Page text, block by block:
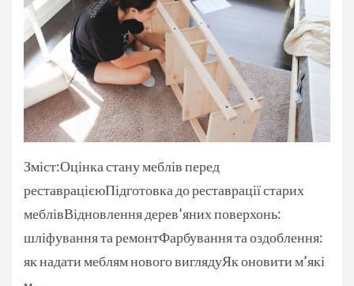
Зміст:Оцінка стану меблів перед
реставрацієюПідготовка до реставрації старих
меблівВідновлення дерев’яних поверхонь:
шліфування та ремонтФарбування та оздоблення:
як надати меблям нового виглядуЯк оновити м’які